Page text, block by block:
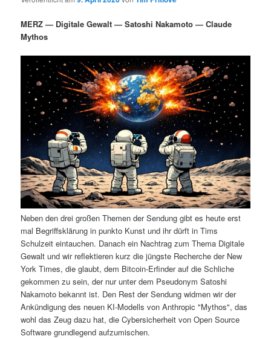
m
r
n
I
n
h
a
l
t
s
p
u
d
r
e
n
I
n
h
a
l
t
n
a
MERZ — Digitale Gewalt — Satoshi Nakamoto — Claude
Mythos
Neben den drei großen Themen der Sendung gibt es heute erst
mal Begriffsklärung in punkto Kunst und ihr dürft in Tims
Schulzeit eintauchen. Danach ein Nachtrag zum Thema Digitale
Gewalt und wir reflektieren kurz die jüngste Recherche der New
York Times, die glaubt, dem Bitcoin-Erfinder auf die Schliche
gekommen zu sein, der nur unter dem Pseudonym Satoshi
Nakamoto bekannt ist. Den Rest der Sendung widmen wir der
Ankündigung des neuen KI-Modells von Anthropic "Mythos", das
wohl das Zeug dazu hat, die Cybersicherheit von Open Source
Software grundlegend aufzumischen.